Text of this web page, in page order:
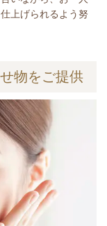
上げられるよう努
物をご提供